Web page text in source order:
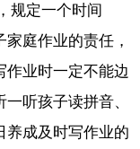
规定一个时间
庭作业的责任，
作业时一定不能边
听孩子读拼音、
养成及时写作业的